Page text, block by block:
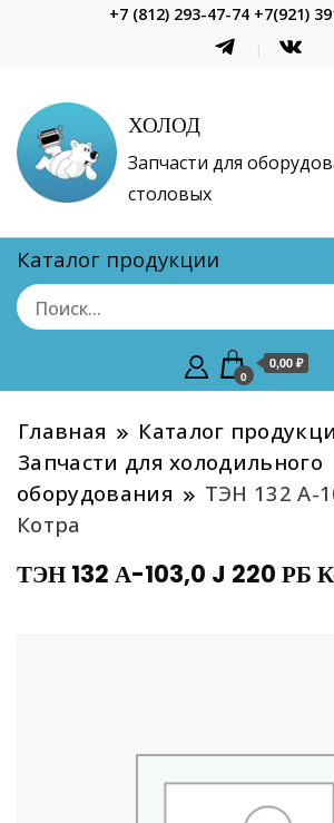
+7 (812) 293-47-74 +7(921)
ХОЛОД
Запчасти для
столовых
Каталог продукции
0
0,00 ₽
Главная
Каталог
Запчасти для холодильного
оборудования
ТЭН 132 А-
Котра
ТЭН 132 А-103,0 J 220 РБ